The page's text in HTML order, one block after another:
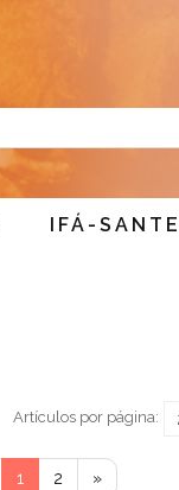
IFÁ-
Artículos por página:
1 2 »